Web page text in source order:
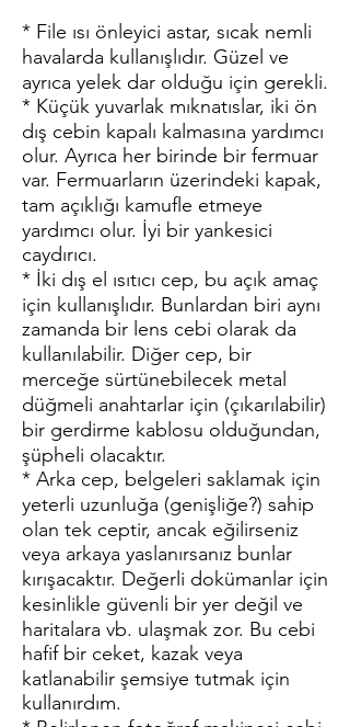
* File ısı önleyici astar, sıcak nemli
havalarda kullanışlıdır. Güzel ve
ayrıca yelek dar olduğu için gerekli.
* Küçük yuvarlak mıknatıslar, iki ön
dış cebin kapalı kalmasına yardımcı
olur. Ayrıca her birinde bir fermuar
var. Fermuarların üzerindeki kapak,
tam açıklığı kamufle etmeye
yardımcı olur. İyi bir yankesici
caydırıcı.
* İki dış el ısıtıcı cep, bu açık amaç
için kullanışlıdır. Bunlardan biri aynı
zamanda bir lens cebi olarak da
kullanılabilir. Diğer cep, bir
merceğe sürtünebilecek metal
düğmeli anahtarlar için (çıkarılabilir)
bir gerdirme kablosu olduğundan,
şüpheli olacaktır.
* Arka cep, belgeleri saklamak için
yeterli uzunluğa (genişliğe?) sahip
olan tek ceptir, ancak eğilirseniz
veya arkaya yaslanırsanız bunlar
kırışacaktır. Değerli dokümanlar için
kesinlikle güvenli bir yer değil ve
haritalara vb. ulaşmak zor. Bu cebi
hafif bir ceket, kazak veya
katlanabilir şemsiye tutmak için
kullanırdım.